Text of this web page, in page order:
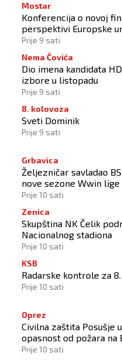
Mostar
Konferencija o novoj
perspektivi Europske
2034.
Prije 9 sati
Nema Čovića
Dio imena kandidata
izbore u listopadu
Prije 9 sati
8. kolovoza
Sveti Dominik
Prije 9 sati
Grbavica
Željezničar savladao
nove sezone Wwin lige
Prije 10 sati
Zenica
Skupština NK Čelik
Nacionalnog stadiona
Prije 10 sati
KSB
Radarske kontrole za
Prije 10 sati
Oprez
Civilna zaštita Posušje
opasnost od požara na
Prije 10 sati